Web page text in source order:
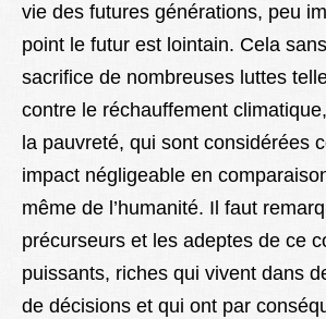
vie des futures générations, peu
point le futur est lointain. Cela
sacrifice de nombreuses luttes
contre le réchauffement
la pauvreté, qui sont considérées
impact négligeable en
même de l’humanité. Il faut
précurseurs et les adeptes de ce
puissants, riches qui vivent dans
de décisions et qui ont par